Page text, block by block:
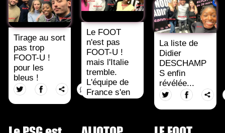
Tirage au sort
pas trop
FOOT-U !
pour les
bleus !
Le FOOT
n'est pas
FOOT-U !
mais l'Italie
tremble.
L'équipe de
France s'en
La liste de
Didier
DESCHAMP
S enfin
révélée...